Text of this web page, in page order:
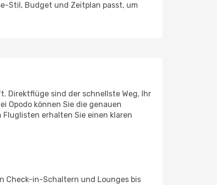
Stil, Budget und Zeitplan passt, um
Direktflüge sind der schnellste Weg, Ihr
Opodo können Sie die genauen
erhalten Sie einen klaren
Check-in-Schaltern und Lounges bis